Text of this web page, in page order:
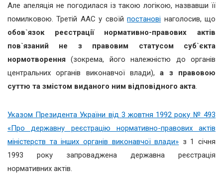
Але апеляція не погодилася із такою логікою, назвавши її
помилковою. Третій ААС у своїйпостанові наголосив, що
обов`язок реєстрації нормативно-правових актів
пов`язаний не з правовим статусом суб`єкта
нормотворення (зокрема, його належністю до органів
центральних органів виконавчої влади),а з правовою
суттю та змістом виданого ним відповідного акта.
Указом Президента України від 3 жовтня 1992 року № 493
«Про державну реєстрацію нормативно-правових актів
міністерств та інших органів виконавчої влади» з 1 січня
1993 року запроваджена державна реєстрація
нормативних актів.